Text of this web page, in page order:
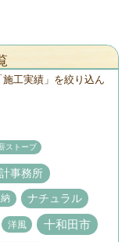
工実績」を絞り込ん
ストーブ
事務所
ナチュラル
洋風 十和田市